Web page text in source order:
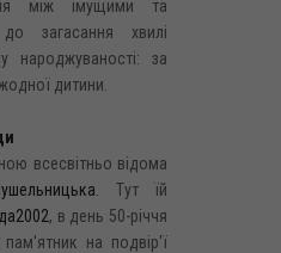
між імущими та
загасання хвилі
народжуваності: за
дитини.
всесвітньо відома
. Тут їй
2002, в день 50-річчя
пам'ятник на подвір'ї